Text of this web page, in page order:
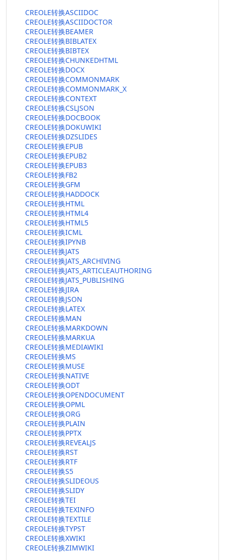
CREOLE转换ASCIIDOC
CREOLE转换ASCIIDOCTOR
CREOLE转换BEAMER
CREOLE转换BIBLATEX
CREOLE转换BIBTEX
CREOLE转换CHUNKEDHTML
CREOLE转换DOCX
CREOLE转换COMMONMARK
CREOLE转换COMMONMARK_X
CREOLE转换CONTEXT
CREOLE转换CSLJSON
CREOLE转换DOCBOOK
CREOLE转换DOKUWIKI
CREOLE转换DZSLIDES
CREOLE转换EPUB
CREOLE转换EPUB2
CREOLE转换EPUB3
CREOLE转换FB2
CREOLE转换GFM
CREOLE转换HADDOCK
CREOLE转换HTML
CREOLE转换HTML4
CREOLE转换HTML5
CREOLE转换ICML
CREOLE转换IPYNB
CREOLE转换JATS
CREOLE转换JATS_ARCHIVING
CREOLE转换JATS_ARTICLEAUTHORING
CREOLE转换JATS_PUBLISHING
CREOLE转换JIRA
CREOLE转换JSON
CREOLE转换LATEX
CREOLE转换MAN
CREOLE转换MARKDOWN
CREOLE转换MARKUA
CREOLE转换MEDIAWIKI
CREOLE转换MS
CREOLE转换MUSE
CREOLE转换NATIVE
CREOLE转换ODT
CREOLE转换OPENDOCUMENT
CREOLE转换OPML
CREOLE转换ORG
CREOLE转换PLAIN
CREOLE转换PPTX
CREOLE转换REVEALJS
CREOLE转换RST
CREOLE转换RTF
CREOLE转换S5
CREOLE转换SLIDEOUS
CREOLE转换SLIDY
CREOLE转换TEI
CREOLE转换TEXINFO
CREOLE转换TEXTILE
CREOLE转换TYPST
CREOLE转换XWIKI
CREOLE转换ZIMWIKI